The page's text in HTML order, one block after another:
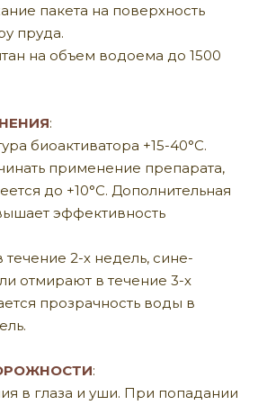
пакета на поверхность
пруда.
на объем водоема до 1500
:
биоактиватора +15-40°С.
применение препарата,
до +10°С. Дополнительная
эффективность
течение 2-х недель, сине-
отмирают в течение 3-х
прозрачность воды в
:
в глаза и уши. При попадании